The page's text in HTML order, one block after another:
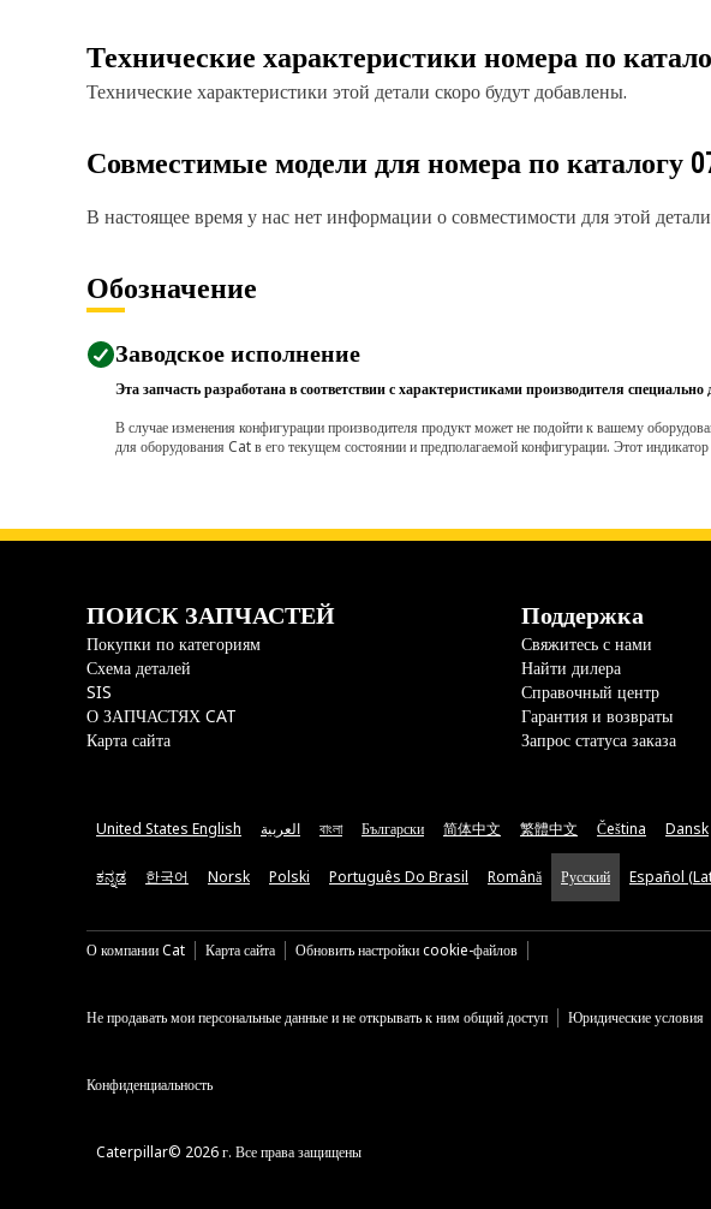
Технические характеристики номера по
Технические характеристики этой детали скоро будут добавлены.
Совместимые модели для номера по каталогу
В настоящее время у нас нет информации о совместимости для этой
Обозначение
Заводское исполнение
Эта запчасть разработана в соответствии с характеристиками производителя
В случае изменения конфигурации производителя продукт может не подойти к вашему
для оборудования Cat в его текущем состоянии и предполагаемой конфигурации. Этот
ПОИСК ЗАПЧАСТЕЙ
Покупки по категориям
Схема деталей
SIS
О ЗАПЧАСТЯХ CAT
Карта сайта
Поддержка
Свяжитесь с нами
Найти дилера
Справочный центр
Гарантия и возвраты
Запрос статуса заказа
United States English العربية বাংলা Български 简体中文 繁體中文 Čeština Dansk
ಕನ್ನಡ 한국어 Norsk Polski Português Do Brasil Română Русский Español
О компании Cat Карта сайта Обновить настройки cookie-файлов
Не продавать мои персональные данные и не открывать к ним общий доступ Юридические условия
Конфиденциальность
Caterpillar© 2026 г. Все права защищены